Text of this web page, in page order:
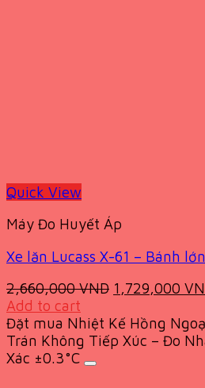
Quick View
Máy Đo Huyết Áp
Xe lăn Lucass X-61 – Bánh lớn
2,660,000VND Original
was:
2,660,000
1,729,000
Add to cart
Đặt mua Nhiệt Kế Hồng
Trán Không Tiếp Xúc – Đo
Xác ±0.3°C